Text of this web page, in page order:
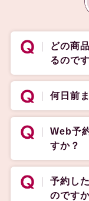
どの商
るので
何日前
Web予
すか？
予約し
のです